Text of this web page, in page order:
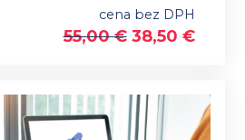
cena bez DPH
55,00€ 38,50 €